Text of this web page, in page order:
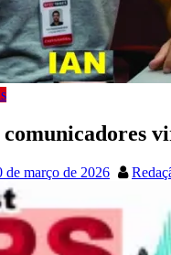
de março de 2026